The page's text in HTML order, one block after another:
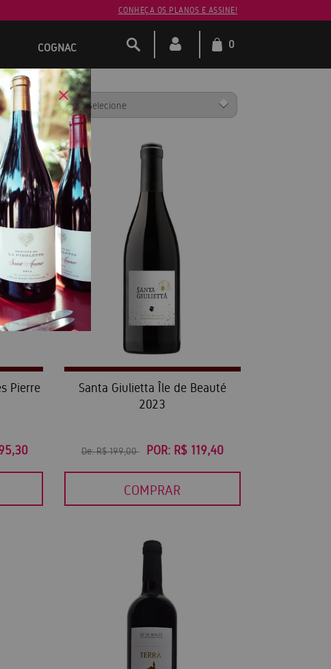
CONHEÇA OS PLANOS E ASSINE!
COGNAC 0
ORDENAR POR:
30
Pierre
Santa Giulietta Île de Beauté
2023
De:R$ 199,00 POR: R$ 119,40
COMPRAR